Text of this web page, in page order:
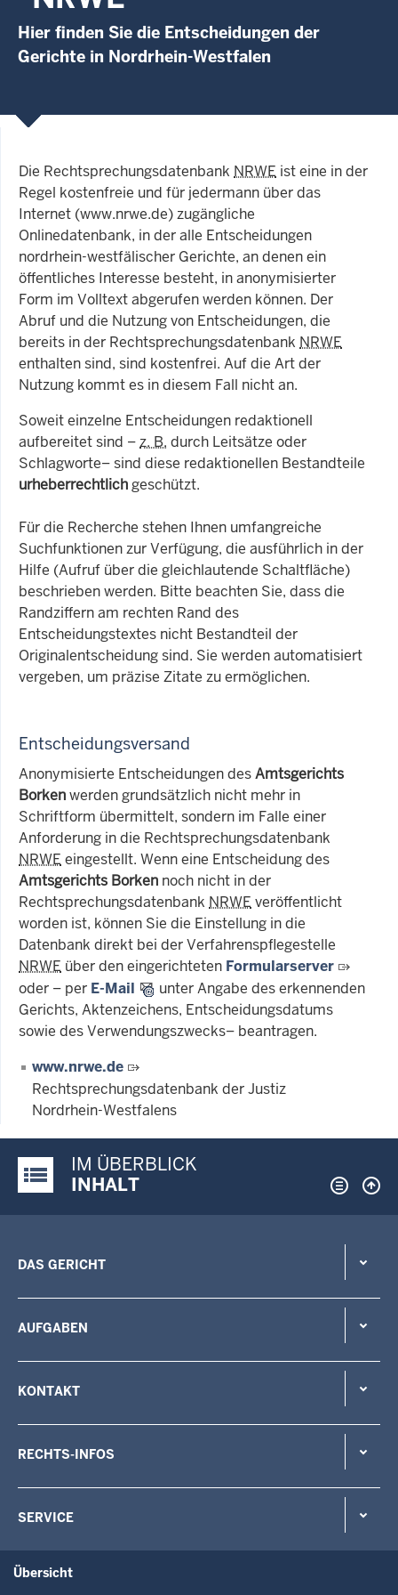
Hier finden Sie die Entscheidungen der
Gerichte in Nordrhein-Westfalen
Die Rechtsprechungsdatenbank NRWE ist eine in der
Regel kostenfreie und für jedermann über das
Internet (www.nrwe.de) zugängliche
Onlinedatenbank, in der alle Entscheidungen
nordrhein-westfälischer Gerichte, an denen ein
öffentliches Interesse besteht, in anonymisierter
Form im Volltext abgerufen werden können. Der
Abruf und die Nutzung von Entscheidungen, die
bereits in der Rechtsprechungsdatenbank NRWE
enthalten sind, sind kostenfrei. Auf die Art der
Nutzung kommt es in diesem Fall nicht an.
Soweit einzelne Entscheidungen redaktionell
aufbereitet sind –z. B. durch Leitsätze oder
Schlagworte– sind diese redaktionellen Bestandteile
urheberrechtlichgeschützt.
Für die Recherche stehen Ihnen umfangreiche
Suchfunktionen zur Verfügung, die ausführlich in der
Hilfe (Aufruf über die gleichlautende Schaltfläche)
beschrieben werden. Bitte beachten Sie, dass die
Randziffern am rechten Rand des
Entscheidungstextes nicht Bestandteil der
Originalentscheidung sind. Sie werden automatisiert
vergeben, um präzise Zitate zu ermöglichen.
Entscheidungsversand
Anonymisierte Entscheidungen desAmtsgerichts
Borkenwerden grundsätzlich nicht mehr in
Schriftform übermittelt, sondern im Falle einer
Anforderung in die Rechtsprechungsdatenbank
NRWE eingestellt. Wenn eine Entscheidung des
Amtsgerichts Borken noch nicht in der
Rechtsprechungsdatenbank NRWE veröffentlicht
worden ist, können Sie die Einstellung in die
Datenbank direkt bei der Verfahrenspflegestelle
NRWE über den eingerichteten Formularserver
oder – per E-Mail
unter Angabe des erkennenden
Gerichts, Aktenzeichens, Entscheidungsdatums
sowie des Verwendungszwecks– beantragen.
www.nrwe.de
Rechtsprechungsdatenbank der Justiz
Nordrhein-Westfalens
Justiz-Portal im Überblick:
IM ÜBERBLICK
INHALT
DAS GERICHT
AUFGABEN
KONTAKT
RECHTS-INFOS
SERVICE
Übersicht